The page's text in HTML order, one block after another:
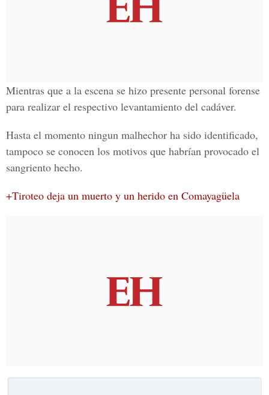
Mientras que a la escena se hizo presente personal forense
para realizar el respectivo levantamiento del cadáver.
Hasta el momento ningun malhechor ha sido identificado,
tampoco se conocen los motivos que habrían provocado el
sangriento hecho.
+Tiroteo deja un muerto y un herido en Comayagüela